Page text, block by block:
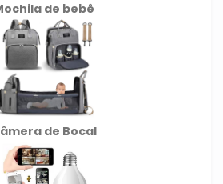
de bebê
de Bocal